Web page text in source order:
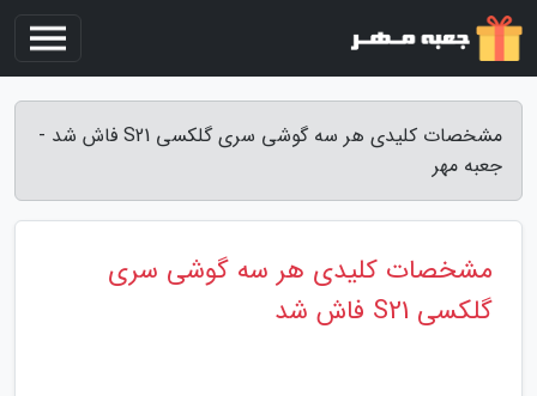
مشخصات کلیدی هر سه گوشی سری گلکسی S21 فاش شد -
جعبه مهر
مشخصات کلیدی هر سه گوشی سری
گلکسی S21 فاش شد